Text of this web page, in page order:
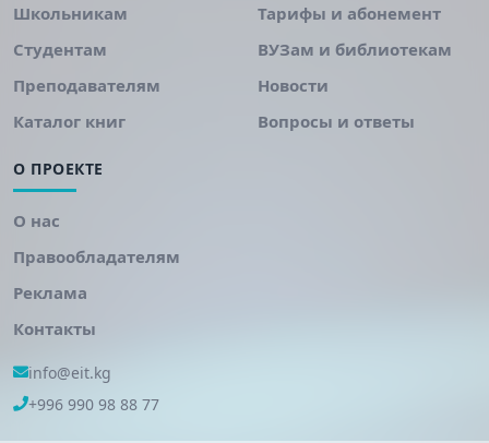
Школьникам
Студентам
Преподавателям
Каталог книг
Тарифы и абонемент
ВУЗам и библиотекам
Новости
Вопросы и ответы
О ПРОЕКТЕ
О нас
Правообладателям
Реклама
Контакты
info@eit.kg
+996 990 98 88 77